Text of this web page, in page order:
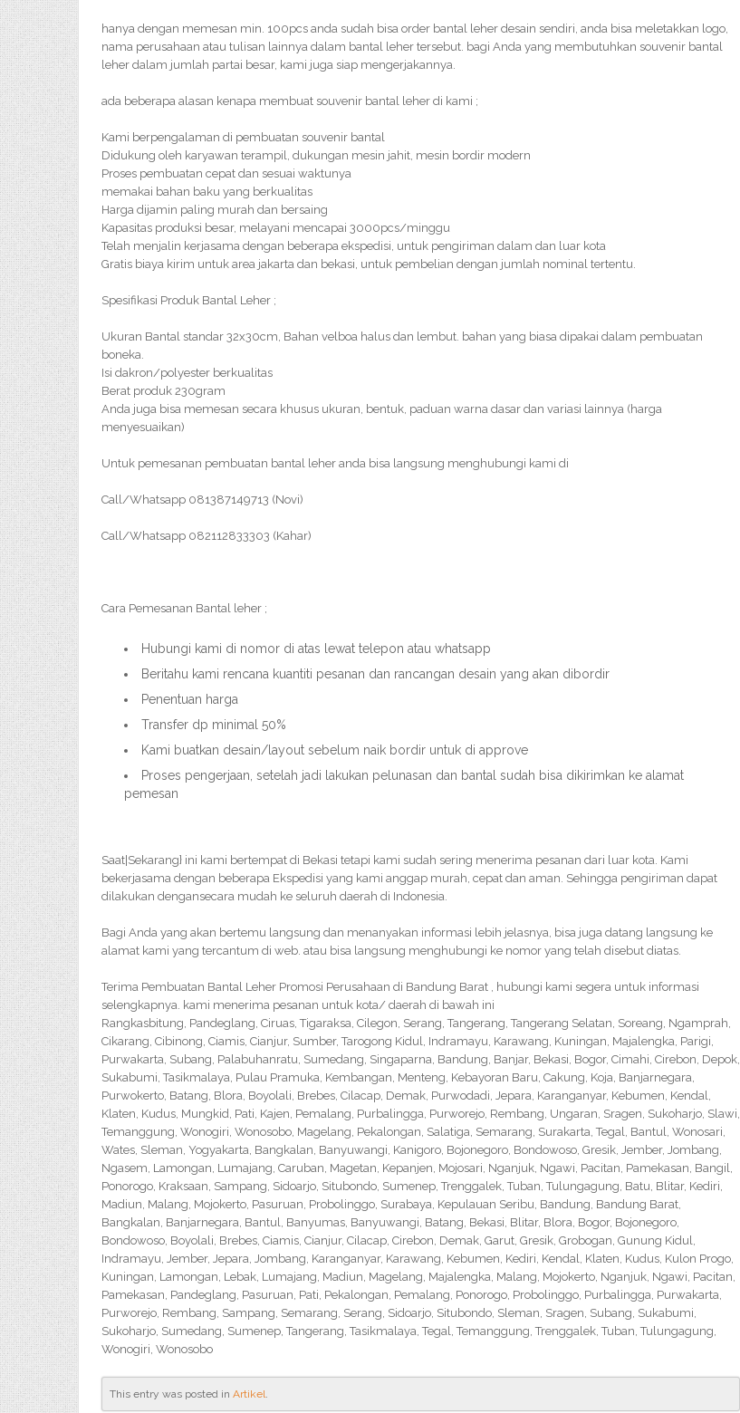
hanya dengan memesan min. 100pcs anda sudah bisa order bantal leher desain sendiri, anda bisa meletakkan logo,
nama perusahaan atau tulisan lainnya dalam bantal leher tersebut. bagi Anda yang membutuhkan souvenir bantal
leher dalam jumlah partai besar, kami juga siap mengerjakannya.
ada beberapa alasan kenapa membuat souvenir bantal leher di kami ;
Kami berpengalaman di pembuatan souvenir bantal
Didukung oleh karyawan terampil, dukungan mesin jahit, mesin bordir modern
Proses pembuatan cepat dan sesuai waktunya
memakai bahan baku yang berkualitas
Harga dijamin paling murah dan bersaing
Kapasitas produksi besar, melayani mencapai 3000pcs/minggu
Telah menjalin kerjasama dengan beberapa ekspedisi, untuk pengiriman dalam dan luar kota
Gratis biaya kirim untuk area jakarta dan bekasi, untuk pembelian dengan jumlah nominal tertentu.
Spesifikasi Produk Bantal Leher ;
Ukuran Bantal standar 32x30cm, Bahan velboa halus dan lembut. bahan yang biasa dipakai dalam pembuatan
boneka.
Isi dakron/polyester berkualitas
Berat produk 230gram
Anda juga bisa memesan secara khusus ukuran, bentuk, paduan warna dasar dan variasi lainnya (harga
menyesuaikan)
Untuk pemesanan pembuatan bantal leher anda bisa langsung menghubungi kami di
Call/Whatsapp 081387149713 (Novi)
Call/Whatsapp 082112833303 (Kahar)
Cara Pemesanan Bantal leher ;
Hubungi kami di nomor di atas lewat telepon atau whatsapp
Beritahu kami rencana kuantiti pesanan dan rancangan desain yang akan dibordir
Penentuan harga
Transfer dp minimal 50%
Kami buatkan desain/layout sebelum naik bordir untuk di approve
Proses pengerjaan, setelah jadi lakukan pelunasan dan bantal sudah bisa dikirimkan ke alamat
pemesan
Saat|Sekarang} ini kami bertempat di Bekasi tetapi kami sudah sering menerima pesanan dari luar kota. Kami
bekerjasama dengan beberapa Ekspedisi yang kami anggap murah, cepat dan aman. Sehingga pengiriman dapat
dilakukan dengansecara mudah ke seluruh daerah di Indonesia.
Bagi Anda yang akan bertemu langsung dan menanyakan informasi lebih jelasnya, bisa juga datang langsung ke
alamat kami yang tercantum di web. atau bisa langsung menghubungi ke nomor yang telah disebut diatas.
Terima Pembuatan Bantal Leher Promosi Perusahaan di Bandung Barat , hubungi kami segera untuk informasi
selengkapnya. kami menerima pesanan untuk kota/ daerah di bawah ini
Rangkasbitung, Pandeglang, Ciruas, Tigaraksa, Cilegon, Serang, Tangerang, Tangerang Selatan, Soreang, Ngamprah,
Cikarang, Cibinong, Ciamis, Cianjur, Sumber, Tarogong Kidul, Indramayu, Karawang, Kuningan, Majalengka, Parigi,
Purwakarta, Subang, Palabuhanratu, Sumedang, Singaparna, Bandung, Banjar, Bekasi, Bogor, Cimahi, Cirebon, Depok,
Sukabumi, Tasikmalaya, Pulau Pramuka, Kembangan, Menteng, Kebayoran Baru, Cakung, Koja, Banjarnegara,
Purwokerto, Batang, Blora, Boyolali, Brebes, Cilacap, Demak, Purwodadi, Jepara, Karanganyar, Kebumen, Kendal,
Klaten, Kudus, Mungkid, Pati, Kajen, Pemalang, Purbalingga, Purworejo, Rembang, Ungaran, Sragen, Sukoharjo, Slawi,
Temanggung, Wonogiri, Wonosobo, Magelang, Pekalongan, Salatiga, Semarang, Surakarta, Tegal, Bantul, Wonosari,
Wates, Sleman, Yogyakarta, Bangkalan, Banyuwangi, Kanigoro, Bojonegoro, Bondowoso, Gresik, Jember, Jombang,
Ngasem, Lamongan, Lumajang, Caruban, Magetan, Kepanjen, Mojosari, Nganjuk, Ngawi, Pacitan, Pamekasan, Bangil,
Ponorogo, Kraksaan, Sampang, Sidoarjo, Situbondo, Sumenep, Trenggalek, Tuban, Tulungagung, Batu, Blitar, Kediri,
Madiun, Malang, Mojokerto, Pasuruan, Probolinggo, Surabaya, Kepulauan Seribu, Bandung, Bandung Barat,
Bangkalan, Banjarnegara, Bantul, Banyumas, Banyuwangi, Batang, Bekasi, Blitar, Blora, Bogor, Bojonegoro,
Bondowoso, Boyolali, Brebes, Ciamis, Cianjur, Cilacap, Cirebon, Demak, Garut, Gresik, Grobogan, Gunung Kidul,
Indramayu, Jember, Jepara, Jombang, Karanganyar, Karawang, Kebumen, Kediri, Kendal, Klaten, Kudus, Kulon Progo,
Kuningan, Lamongan, Lebak, Lumajang, Madiun, Magelang, Majalengka, Malang, Mojokerto, Nganjuk, Ngawi, Pacitan,
Pamekasan, Pandeglang, Pasuruan, Pati, Pekalongan, Pemalang, Ponorogo, Probolinggo, Purbalingga, Purwakarta,
Purworejo, Rembang, Sampang, Semarang, Serang, Sidoarjo, Situbondo, Sleman, Sragen, Subang, Sukabumi,
Sukoharjo, Sumedang, Sumenep, Tangerang, Tasikmalaya, Tegal, Temanggung, Trenggalek, Tuban, Tulungagung,
Wonogiri, Wonosobo
This entry was posted in Artikel.